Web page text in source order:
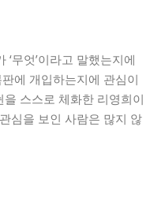
무엇’이라고 말했는지에
에 개입하는지에 관심이
스스로 체화한 리영희이
심을 보인 사람은 많지 않